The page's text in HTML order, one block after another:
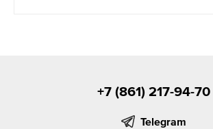
+7 (861) 217-94-70
Telegram